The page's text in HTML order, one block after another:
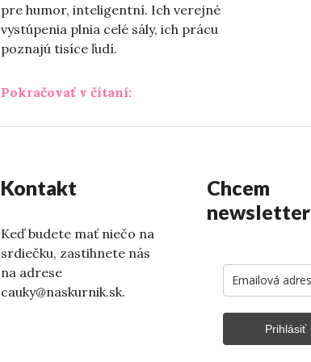
pre humor, inteligentní. Ich verejné
vystúpenia plnia celé sály, ich prácu
poznajú tisíce ľudí.
Pokračovať v čítaní:„Aj tak ti nikto neuverí“
Kontakt
Keď budete mať niečo na
srdiečku, zastihnete nás
na adrese
cauky@naskurnik.sk.
Chcem
newsletter
Prihlásiť